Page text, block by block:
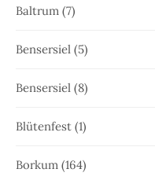
Baltrum (7)
Bensersiel (5)
Bensersiel (8)
Blütenfest (1)
Borkum (164)